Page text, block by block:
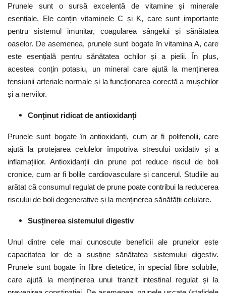
Prunele sunt o sursă excelentă de vitamine și minerale
esențiale. Ele conțin vitaminele C și K, care sunt importante
pentru sistemul imunitar, coagularea sângelui și sănătatea
oaselor. De asemenea, prunele sunt bogate în vitamina A, care
este esențială pentru sănătatea ochilor și a pielii. În plus,
acestea conțin potasiu, un mineral care ajută la menținerea
tensiunii arteriale normale și la funcționarea corectă a mușchilor
și a nervilor.
Conținut ridicat de antioxidanți
Prunele sunt bogate în antioxidanți, cum ar fi polifenolii, care
ajută la protejarea celulelor împotriva stresului oxidativ și a
inflamațiilor. Antioxidanții din prune pot reduce riscul de boli
cronice, cum ar fi bolile cardiovasculare și cancerul. Studiile au
arătat că consumul regulat de prune poate contribui la reducerea
riscului de boli degenerative și la menținerea sănătății celulare.
Susținereasistemului digestiv
Unul dintre cele mai cunoscute beneficii ale prunelor este
capacitatea lor de a susține sănătatea sistemului digestiv.
Prunele sunt bogate în fibre dietetice, în special fibre solubile,
care ajută la menținerea unui tranzit intestinal regulat și la